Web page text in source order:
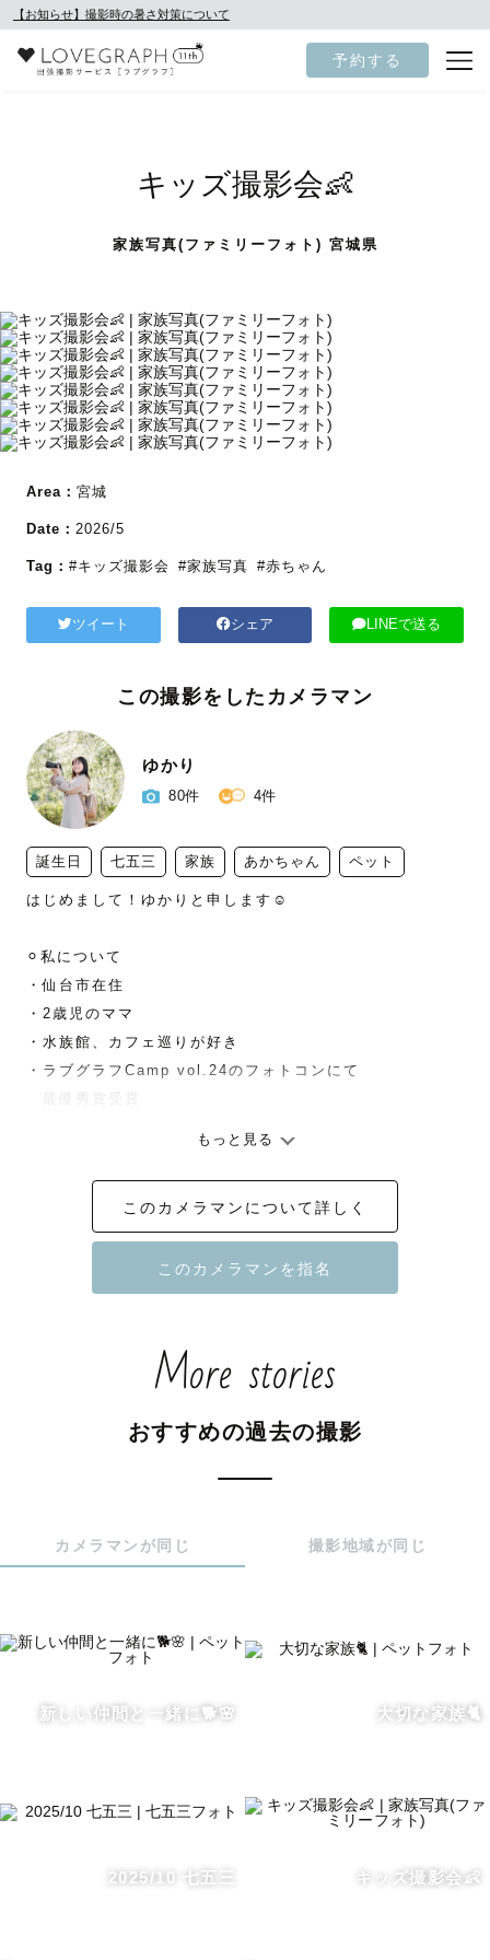
【お知らせ】撮影時の暑さ対策について
予約する
キッズ撮影会👶
家族写真(ファミリーフォト) 宮城県
Area： 宮城
Date： 2026/5
Tag： #キッズ撮影会 #家族写真 #赤ちゃん
ツイート シェア LINEで送る
この撮影をしたカメラマン
ゆかり
80件 4件
誕生日 七五三 家族 あかちゃん ペット
はじめまして！ゆかりと申します☺️
⚪︎私について
・仙台市在住
・2歳児のママ
・水族館、カフェ巡りが好き
・ラブグラフCamp vol.24のフォトコンにて
最優秀賞受賞
〜当たり前の日常を大切に〜
大切な人が隣にいて、
普通の日々が過ごせることって、
すごく幸せなことだと思います。
「病気やケガで普段の生活が突然送れなくなり、当たり前
の日常がいかに幸せなことか気が付いた」という方に、た
そんな想いでLovegraphのカメラマンになりました。
宮城県内の公共交通機関で伺える範囲であれば、出張いた
もっと見る
このカメラマンについて詳しく
More stories
おすすめの過去の撮影
カメラマンが同じ 撮影地域が同じ
新しい仲間と一緒に🐕🌸 大切な家族🐈
2025/10 七五三 キッズ撮影会👶